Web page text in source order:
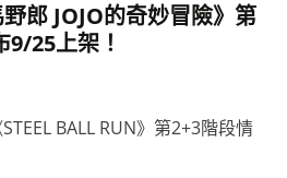
郎 JOJO的奇妙冒險》第
25上架！
BALL RUN》第2+3階段情